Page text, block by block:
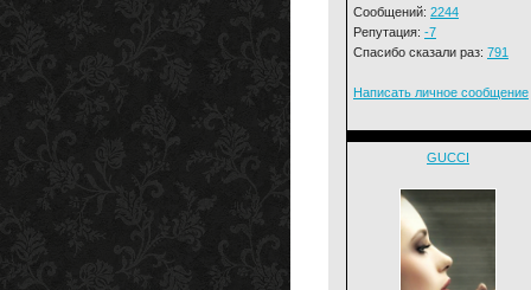
Сообщений: 2244
Репутация: -7
Спасибо сказали раз: 791
Написать личное сообщение
GUCCI